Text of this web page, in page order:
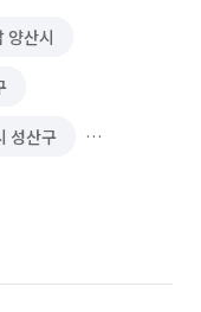
양산시
성산구
남동구